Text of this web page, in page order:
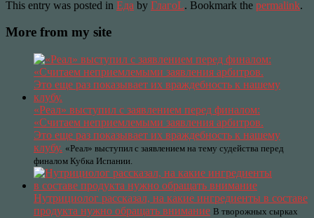
This entry was posted in Еда by ГлагоL. Bookmark the permalink.
More from my site
«Реал» выступил с заявлением перед финалом:
«Считаем неприемлемыми заявления арбитров.
Это еще раз показывает их враждебность к нашему
клубу. «Реал» выступил с заявлением на тему судейства перед
финалом Кубка Испании.
Нутрициолог рассказал, на какие ингредиенты в составе
продукта нужно обращать внимание В творожных сырках